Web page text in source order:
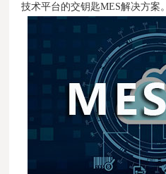
技术平台的交钥匙MES解决方案。